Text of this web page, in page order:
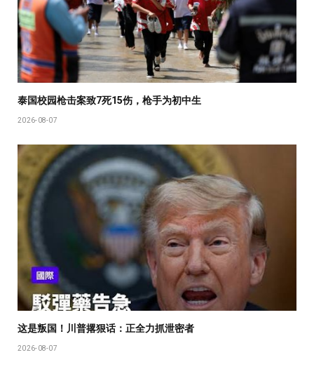
泰国校园枪击案致7死15伤，枪手为初中生
2026-08-07
这是叛国！川普撂狠话：正全力抓泄密者
2026-08-07